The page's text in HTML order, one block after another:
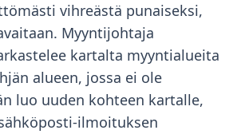
vihreästä punaiseksi,
Myyntijohtaja
kartalta myyntialueita
alueen, jossa ei ole
luo uuden kohteen kartalle,
ilmoituksen